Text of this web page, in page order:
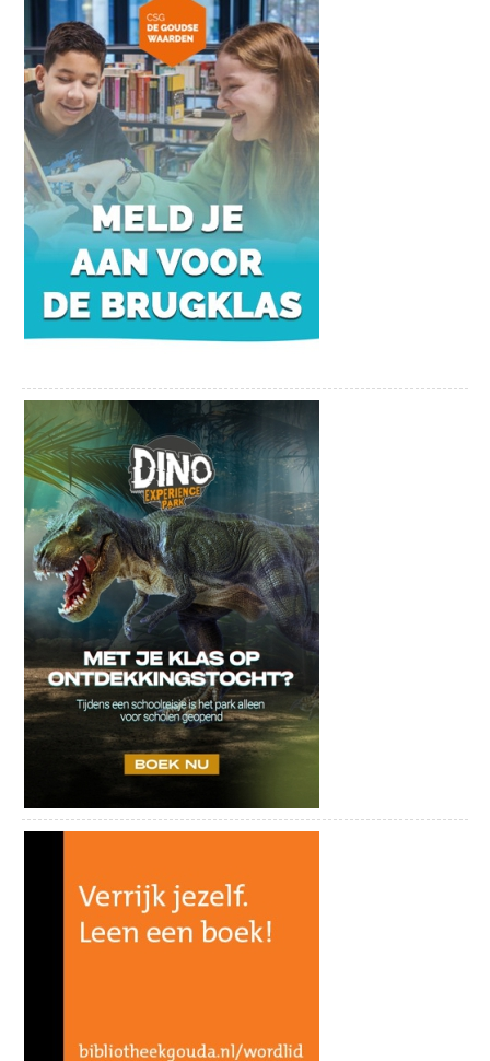
Datum:
Donderdag 18 juni
Zaal open:20u00
Aanvang:20u30
Entree:€15,- (+€1,50 servicekosten)
Bekijk onze socials:
Facebookpagina
Instagrampagina
Songbook Sessies |
Echo’s uit de
Eighties
jaren tachtig opnieuw tot leven
€15,-
Tickets bestellen
+€1,50 servicekosten
In Echo’s uit de Eighties brengt Alexander
Broussard de onvergetelijke klanken van de
jaren tachtig opnieuw tot leven.
De jaren tachtig: een decennium van
grootse pop, nieuwe geluiden en iconische
hits. In Echo’s uit de Eighties kiest
Alexander Broussard uit elk jaar de
muzikale hoogtepunten, van synthpop tot
powerballads. Hij vertelt de verhalen
erachter en geeft ze een nieuwe glans met
zijn zang en pianospel. Een feest van
herkenning voor wie de jaren tachtig heeft
wil leren kennen.
zijn theaterproducties zoals The Billy Joel
Experience en Le Canzoni Italiane. Deze
voorstelling is onderdeel van de reeks